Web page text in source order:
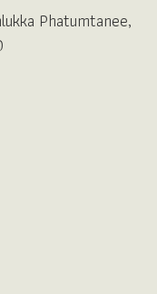
Phatumtanee,